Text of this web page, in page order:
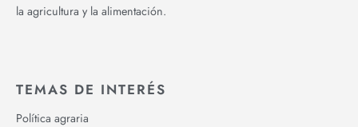
la agricultura y la alimentación.
TEMAS DE INTERÉS
Política agraria